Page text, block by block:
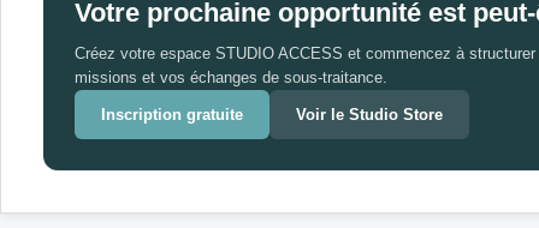
Votre prochaine opportunité est
Créez votre espace STUDIO ACCESS et commencez à
missions et vos échanges de sous-traitance.
Inscription gratuite Voir le Studio Store